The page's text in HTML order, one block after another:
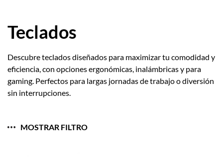
Teclados
Descubre teclados diseñados para maximizar tu comodidad y
eficiencia, con opciones ergonómicas, inalámbricas y para
gaming. Perfectos para largas jornadas de trabajo o diversión
sin interrupciones.
MOSTRAR FILTRO